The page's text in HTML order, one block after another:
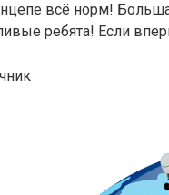
всё норм!
ребята! Если